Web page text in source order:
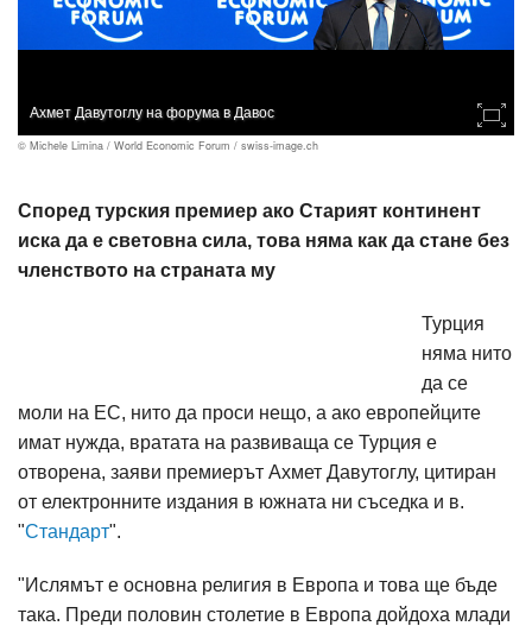
Ахмет Давутоглу на форума в Давос
© Michele Limina / World Economic Forum / swiss-image.ch
Според турския премиер ако Старият континент
иска да е световна сила, това няма как да стане без
членството на страната му
Турция
няма нито
да се
моли на ЕС, нито да проси нещо, а ако европейците
имат нужда, вратата на развиваща се Турция е
отворена, заяви премиерът Ахмет Давутоглу, цитиран
от електронните издания в южната ни съседка и в.
"Стандарт".
"Ислямът е основна религия в Европа и това ще бъде
така. Преди половин столетие в Европа дойдоха млади